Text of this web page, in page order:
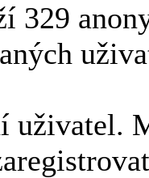
329
uživatel.